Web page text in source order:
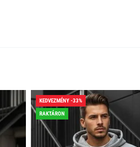
KEDVEZMÉNY -33%
RAKTÁRON